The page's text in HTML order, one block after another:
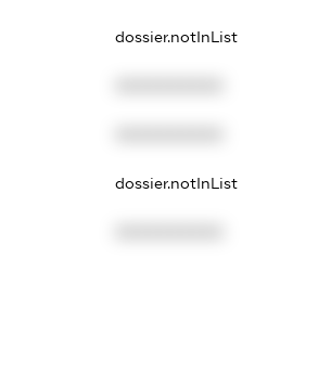
dossier.notInList
dossier.notInList